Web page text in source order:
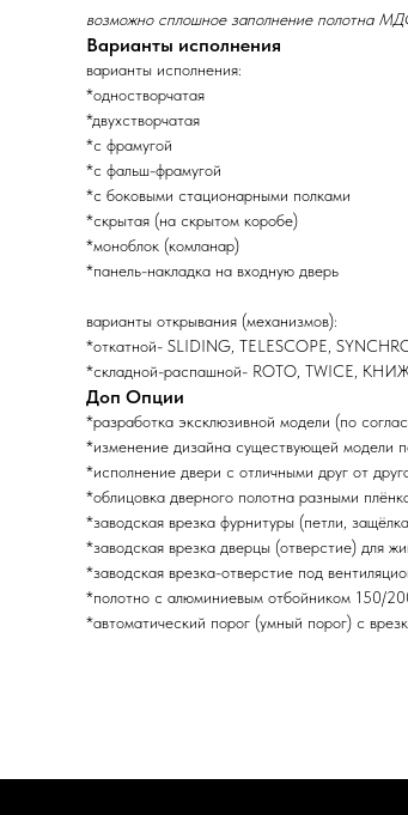
возможно сплошное заполнение полотна
Варианты исполнения
варианты исполнения:
*одностворчатая
*двухстворчатая
*с фрамугой
*с фальш-фрамугой
*с боковыми стационарными полками
*скрытая (на скрытом коробе)
*моноблок (комланар)
*панель-накладка на входную дверь
варианты открывания (механизмов):
*откатной- SLIDING, TELESCOPE,
*складной-распашной- ROTO, TWICE,
Доп Опции
*разработка эксклюзивной модели (по
*изменение дизайна существующей модели
*исполнение двери с отличными друг от
*облицовка дверного полотна разными
*заводская врезка фурнитуры (петли,
*заводская врезка дверцы (отверстие) для
*заводская врезка-отверстие под
*полотно с алюминиевым отбойником 150/
*автоматический порог (умный порог) с